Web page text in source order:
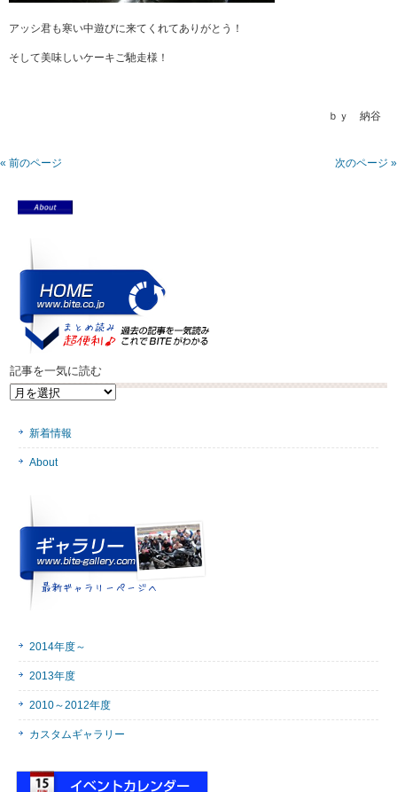
アッシ君も寒い中遊びに来てくれてありがとう！
そして美味しいケーキご馳走様！
ｂｙ 納谷
« 前のページ 次のページ »
記事を一気に読む
記
新着情報
About
2014年度～
2013年度
2010～2012年度
カスタムギャラリー